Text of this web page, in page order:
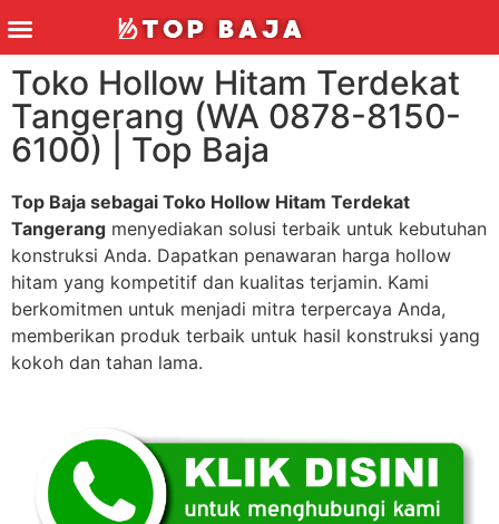
Toko Hollow Hitam Terdekat
Tangerang (WA 0878-8150-
6100) | Top Baja
Top Baja sebagai Toko Hollow Hitam Terdekat
Tangerang menyediakan solusi terbaik untuk kebutuhan
konstruksi Anda. Dapatkan penawaran harga hollow
hitam yang kompetitif dan kualitas terjamin. Kami
berkomitmen untuk menjadi mitra terpercaya Anda,
memberikan produk terbaik untuk hasil konstruksi yang
kokoh dan tahan lama.